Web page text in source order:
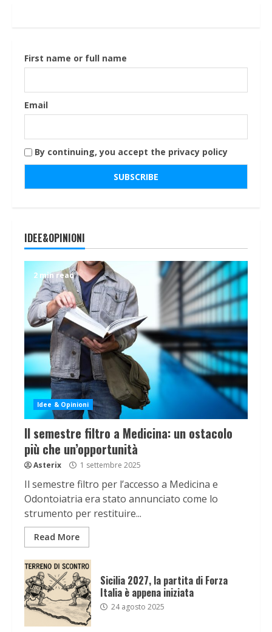
First name or full name
Email
By continuing, you accept the privacy policy
IDEE&OPINIONI
2 min read
Idee & Opinioni
Il semestre filtro a Medicina: un ostacolo
più che un’opportunità
Asterix 1 settembre 2025
Il semestre filtro per l’accesso a Medicina e
Odontoiatria era stato annunciato come lo
strumento per restituire...
Read More
Sicilia 2027, la partita di Forza
Italia è appena iniziata
24 agosto 2025